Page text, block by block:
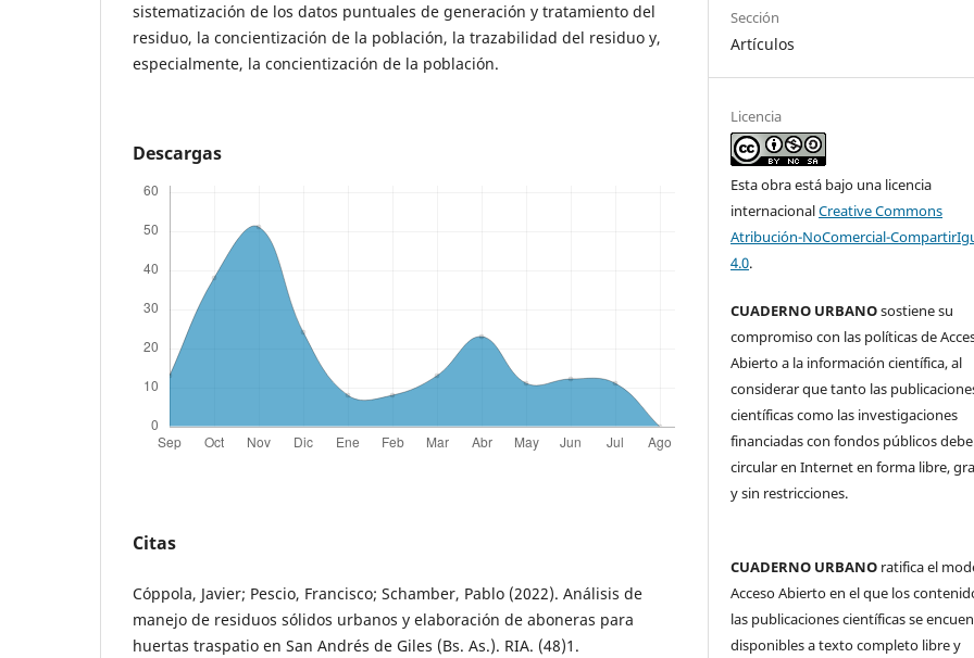
sistematización de los datos puntuales de generación y tratamiento del
residuo, la concientización de la población, la trazabilidad del residuo y,
especialmente, la concientización de la población.
Descargas
Citas
Cóppola, Javier; Pescio, Francisco; Schamber, Pablo (2022). Análisis de
manejo de residuos sólidos urbanos y elaboración de aboneras para
huertas traspatio en San Andrés de Giles (Bs. As.). RIA. (48)1.
Sección
Artículos
Licencia
Esta obra está bajo una licencia
internacionalCreative Commons
Atribución-NoComercial-
4.0.
CUADERNO URBANOsostiene su
compromiso con las políticas de
Abierto a la información científica, al
considerar que tanto las
científicas como las investigaciones
financiadas con fondos públicos
circular en Internet en forma libre,
y sin restricciones.
CUADERNO URBANO ratifica el
Acceso Abierto en el que los
las publicaciones científicas se
disponibles a texto completo libre y